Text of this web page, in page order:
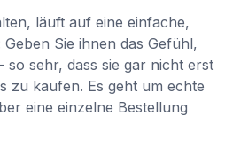
läuft auf eine einfache,
Sie ihnen das Gefühl,
so sehr, dass sie gar nicht erst
zu kaufen. Es geht um echte
eine einzelne Bestellung